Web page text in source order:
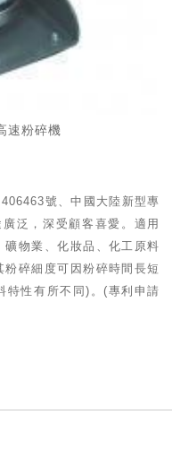
速粉碎機
號、中國大陸新型專
泛，深受顧客喜愛。適用
物業、化妝品、化工原料
碎細度可因粉碎時間長短
特性有所不同)。(專利申請